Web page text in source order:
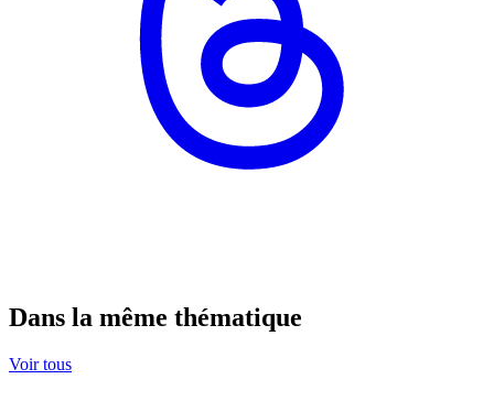
Dans la même thématique
Voir tous